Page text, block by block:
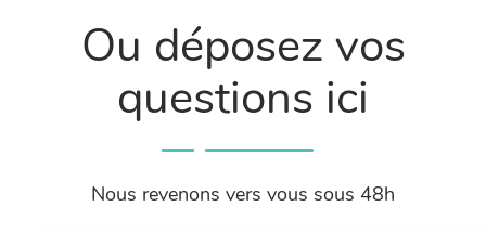
Ou déposez vos
questions ici
Nous revenons vers vous sous 48h